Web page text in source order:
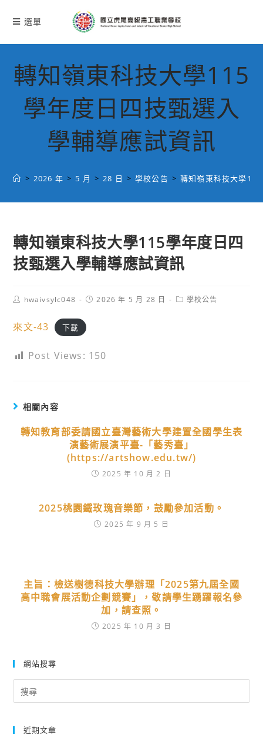
選單
轉知嶺東科技大學115
學年度日四技甄選入
學輔導應試資訊
> 2026 年 > 5 月 > 28 日 > 學校公告 > 轉知嶺東科技大學
轉知嶺東科技大學115學年度日四
技甄選入學輔導應試資訊
Posthwaivsylc048
Post2026 年 5 月 28 日
Post學校公告
來文-43 下載
Post Views: 150
相關內容
轉知教育部委請國立臺灣藝術大學建置全國學生表
演藝術展演平臺-「藝秀臺」
(https://artshow.edu.tw/)
2025 年 10 月 2 日
2025桃園鐵玫瑰音樂節，鼓勵參加活動。
2025 年 9 月 5 日
主旨：檢送樹德科技大學辦理「2025第九屆全國
高中職會展活動企劃競賽」，敬請學生踴躍報名參
加，請查照。
2025 年 10 月 3 日
網站搜尋
for:
近期文章